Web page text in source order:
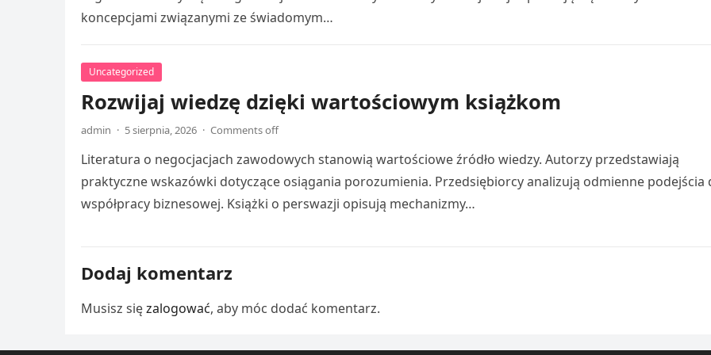
koncepcjami związanymi ze świadomym…
Uncategorized
Rozwijaj wiedzę dzięki wartościowym książkom
admin · 5 sierpnia, 2026 · Comments off
Literatura o negocjacjach zawodowych stanowią wartościowe źródło wiedzy. Autorzy przedstawiają
praktyczne wskazówki dotyczące osiągania porozumienia. Przedsiębiorcy analizują odmienne podejścia
współpracy biznesowej. Książki o perswazji opisują mechanizmy…
Dodaj komentarz
Musisz sięzalogować, aby móc dodać komentarz.